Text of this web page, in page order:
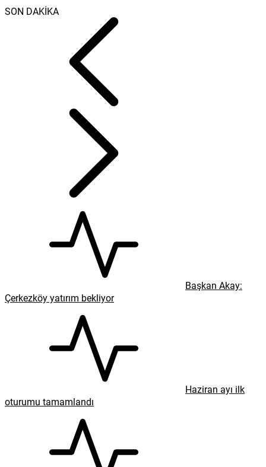
SON DAKİKA
Başkan Akay:
Çerkezköy yatırım bekliyor
Haziran ayı ilk
oturumu tamamlandı